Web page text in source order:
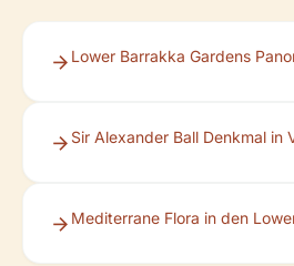
Lower Barrakka Gardens
Sir Alexander Ball Denkmal in
Mediterrane Flora in den